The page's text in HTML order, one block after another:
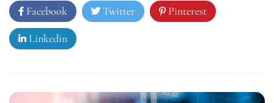
Facebook Twitter Pinterest
Linkedin